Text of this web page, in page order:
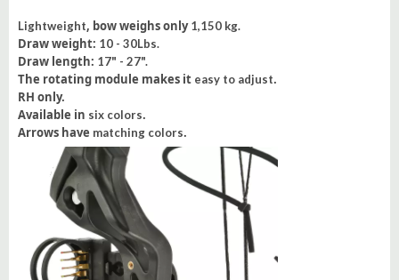
Lightweight, bow weighs only1,150 kg.
Draw weight: 10 - 30Lbs.
Draw length: 17" - 27".
The rotating module makes it easy to adjust.
RH only.
Available in six colors.
Arrows have matching colors.